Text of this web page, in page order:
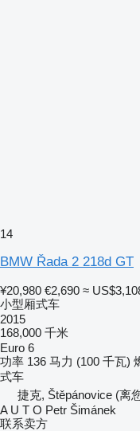
14
BMW Řada 2 218d GT
¥20,980 €2,690 ≈
小型厢式车
2015
168,000 千米
Euro 6
功率 136 马力 (100 千瓦)
式车
捷克, Štěpánovice (离
A U T O Petr Šimánek
联系卖方